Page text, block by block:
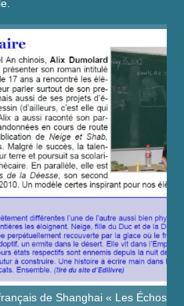
de Shanghai « Les Échos